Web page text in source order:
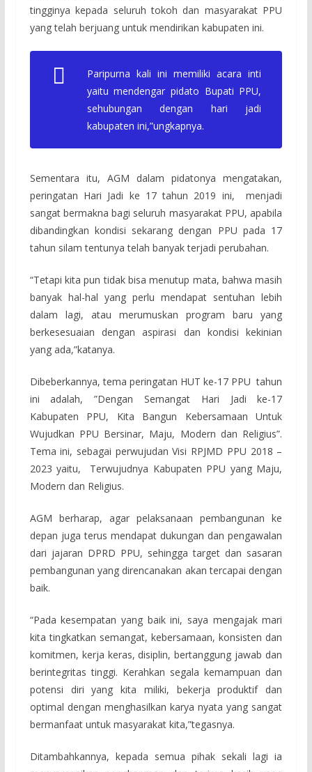
tingginya kepada seluruh tokoh dan masyarakat PPU
yang telah berjuang untuk mendirikan kabupaten ini.
Paripurna kali ini memiliki acara inti
yaitu mendengar pidato Bupati PPU,
sehubungan dengan hari jadi
kabupaten ini,”ungkapnya.
Sementara itu, AGM dalam pidatonya mengatakan,
peringatan Hari Jadi ke 17 tahun 2019 ini, menjadi
sangat bermakna bagi seluruh masyarakat PPU, apabila
dibandingkan kondisi sekarang dengan PPU pada 17
tahun silam tentunya telah banyak terjadi perubahan.
“Tetapi kita pun tidak bisa menutup mata, bahwa masih
banyak hal-hal yang perlu mendapat sentuhan lebih
dalam lagi, atau merumuskan program baru yang
berkesesuaian dengan aspirasi dan kondisi kekinian
yang ada,”katanya.
Dibeberkannya, tema peringatan HUT ke-17 PPU tahun
ini adalah, ”Dengan Semangat Hari Jadi ke-17
Kabupaten PPU, Kita Bangun Kebersamaan Untuk
Wujudkan PPU Bersinar, Maju, Modern dan Religius”.
Tema ini, sebagai perwujudan Visi RPJMD PPU 2018 –
2023 yaitu, Terwujudnya Kabupaten PPU yang Maju,
Modern dan Religius.
AGM berharap, agar pelaksanaan pembangunan ke
depan juga terus mendapat dukungan dan pengawalan
dari jajaran DPRD PPU, sehingga target dan sasaran
pembangunan yang direncanakan akan tercapai dengan
baik.
“Pada kesempatan yang baik ini, saya mengajak mari
kita tingkatkan semangat, kebersamaan, konsisten dan
komitmen, kerja keras, disiplin, bertanggung jawab dan
berintegritas tinggi. Kerahkan segala kemampuan dan
potensi diri yang kita miliki, bekerja produktif dan
optimal dengan menghasilkan karya nyata yang sangat
bermanfaat untuk masyarakat kita,”tegasnya.
Ditambahkannya, kepada semua pihak sekali lagi ia